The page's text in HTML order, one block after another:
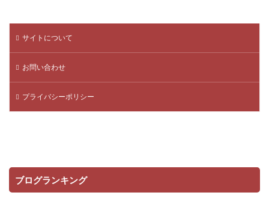
サイトについて
お問い合わせ
プライバシーポリシー
ブログランキング